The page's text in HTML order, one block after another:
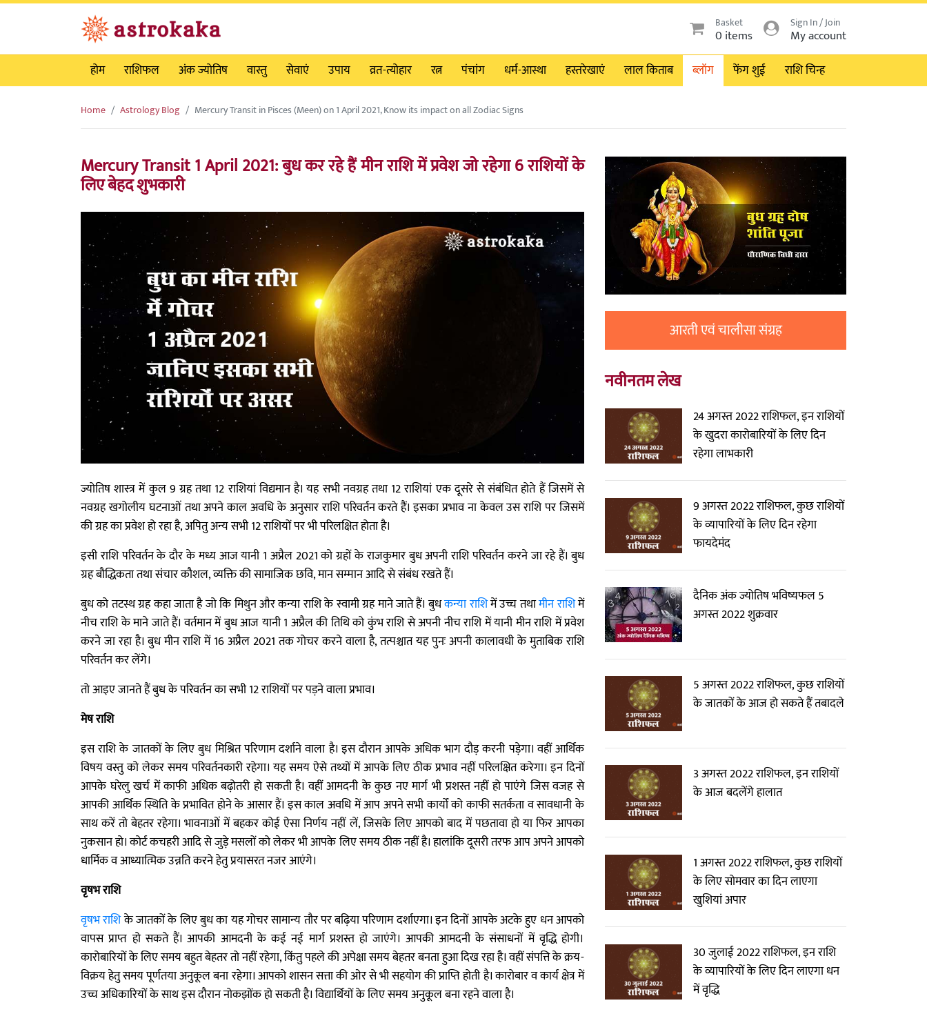
Basket
0 items
Sign In / Join
My account
होम
राशिफल अंक ज्योतिष वास्तु सेवाएं उपाय व्रत-त्योहार रत्न पंचांग धर्म-आस्था हस्तरेखाएं लाल किताब ब्लॉग फेंग शुई राशि चिन्ह
Home Astrology Blog Mercury Transit in Pisces (Meen) on 1 April 2021, Know its impact on all Zodiac Signs
Mercury Transit 1 April 2021: बुध कर रहे हैं मीन राशि में प्रवेश जो रहेगा 6 राशियों के
लिए बेहद शुभकारी
ज्योतिष शास्त्र में कुल 9 ग्रह तथा 12 राशियां विद्यमान है। यह सभी नवग्रह तथा 12 राशियां एक दूसरे से संबंधित होते हैं जिसमें से
नवग्रह खगोलीय घटनाओं तथा अपने काल अवधि के अनुसार राशि परिवर्तन करते हैं। इसका प्रभाव ना केवल उस राशि पर जिसमें
की ग्रह का प्रवेश हो रहा है, अपितु अन्य सभी 12 राशियों पर भी परिलक्षित होता है।
इसी राशि परिवर्तन के दौर के मध्य आज यानी 1 अप्रैल 2021 को ग्रहों के राजकुमार बुध अपनी राशि परिवर्तन करने जा रहे हैं। बुध
ग्रह बौद्धिकता तथा संचार कौशल, व्यक्ति की सामाजिक छवि, मान सम्मान आदि से संबंध रखते हैं।
बुध को तटस्थ ग्रह कहा जाता है जो कि मिथुन और कन्या राशि के स्वामी ग्रह माने जाते हैं। बुधकन्या राशिमें उच्च तथामीन राशिमें
नीच राशि के माने जाते हैं। वर्तमान में बुध आज यानी 1 अप्रैल की तिथि को कुंभ राशि से अपनी नीच राशि में यानी मीन राशि में प्रवेश
करने जा रहा है। बुध मीन राशि में 16 अप्रैल 2021 तक गोचर करने वाला है, तत्पश्चात यह पुनः अपनी कालावधी के मुताबिक राशि
परिवर्तन कर लेंगे।
तो आइए जानते हैं बुध के परिवर्तन का सभी 12 राशियों पर पड़ने वाला प्रभाव।
मेष राशि
इस राशि के जातकों के लिए बुध मिश्रित परिणाम दर्शाने वाला है। इस दौरान आपके अधिक भाग दौड़ करनी पड़ेगा। वहीं आर्थिक
विषय वस्तु को लेकर समय परिवर्तनकारी रहेगा। यह समय ऐसे तथ्यों में आपके लिए ठीक प्रभाव नहीं परिलक्षित करेगा। इन दिनों
आपके घरेलु खर्च में काफी अधिक बढ़ोतरी हो सकती है। वहीं आमदनी के कुछ नए मार्ग भी प्रशस्त नहीं हो पाएंगे जिस वजह से
आपकी आर्थिक स्थिति के प्रभावित होने के आसार हैं। इस काल अवधि में आप अपने सभी कार्यों को काफी सतर्कता व सावधानी के
साथ करें तो बेहतर रहेगा। भावनाओं में बहकर कोई ऐसा निर्णय नहीं लें, जिसके लिए आपको बाद में पछतावा हो या फिर आपका
नुकसान हो। कोर्ट कचहरी आदि से जुड़े मसलों को लेकर भी आपके लिए समय ठीक नहीं है। हालांकि दूसरी तरफ आप अपने आपको
धार्मिक व आध्यात्मिक उन्नति करने हेतु प्रयासरत नजर आएंगे।
वृषभ राशि
वृषभ राशिके जातकों के लिए बुध का यह गोचर सामान्य तौर पर बढ़िया परिणाम दर्शाएगा। इन दिनों आपके अटके हुए धन आपको
वापस प्राप्त हो सकते हैं। आपकी आमदनी के कई नई मार्ग प्रशस्त हो जाएंगे। आपकी आमदनी के संसाधनों में वृद्धि होगी।
कारोबारियों के लिए समय बहुत बेहतर तो नहीं रहेगा, किंतु पहले की अपेक्षा समय बेहतर बनता हुआ दिख रहा है। वहीं संपत्ति के क्रय-
विक्रय हेतु समय पूर्णतया अनुकूल बना रहेगा। आपको शासन सत्ता की ओर से भी सहयोग की प्राप्ति होती है। कारोबार व कार्य क्षेत्र में
उच्च अधिकारियों के साथ इस दौरान नोकझोंक हो सकती है। विद्यार्थियों के लिए समय अनुकूल बना रहने वाला है।
आरती एवं चालीसा संग्रह
नवीनतम लेख
24 अगस्त 2022 राशिफल, इन राशियों
के खुदरा कारोबारियों के लिए दिन
रहेगा लाभकारी
9 अगस्त 2022 राशिफल, कुछ राशियों
के व्यापारियों के लिए दिन रहेगा
फायदेमंद
दैनिक अंक ज्योतिष भविष्यफल 5
अगस्त 2022 शुक्रवार
5 अगस्त 2022 राशिफल, कुछ राशियों
के जातकों के आज हो सकते हैं तबादले
3 अगस्त 2022 राशिफल, इन राशियों
के आज बदलेंगे हालात
1 अगस्त 2022 राशिफल, कुछ राशियों
के लिए सोमवार का दिन लाएगा
खुशियां अपार
30 जुलाई 2022 राशिफल, इन राशि
के व्यापारियों के लिए दिन लाएगा धन
में वृद्धि